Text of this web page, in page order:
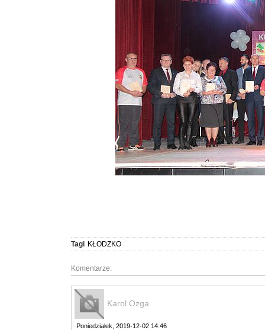
Tagi KŁODZKO
Komentarze:
Karol Ozga
Poniedziałek, 2019-12-02 14:46